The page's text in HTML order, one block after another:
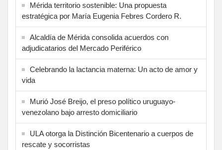
Mérida territorio sostenible: Una propuesta
estratégica por María Eugenia Febres Cordero R.
Alcaldía de Mérida consolida acuerdos con
adjudicatarios del Mercado Periférico
Celebrando la lactancia materna: Un acto de amor y
vida
Murió José Breijo, el preso político uruguayo-
venezolano bajo arresto domiciliario
ULA otorga la Distinción Bicentenario a cuerpos de
rescate y socorristas